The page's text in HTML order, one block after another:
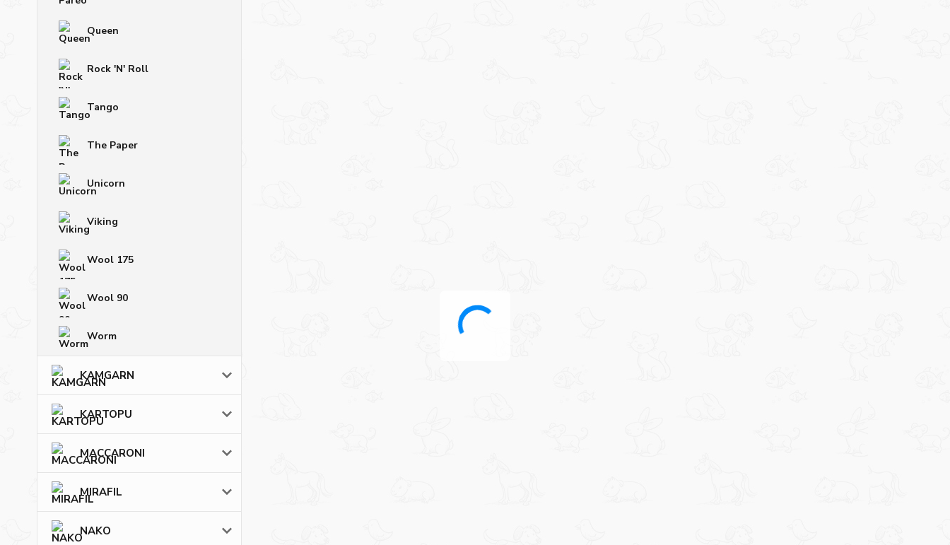
Queen
Rock 'N' Roll
Tango
The Paper
Unicorn
Viking
Wool 175
Wool 90
Worm
KAMGARN
KARTOPU
MACCARONI
MIRAFIL
NAKO